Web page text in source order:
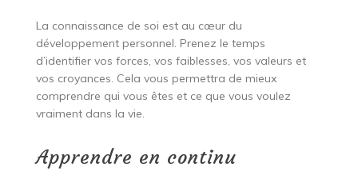
La connaissance de soi est au cœur du
développement personnel. Prenez le temps
d’identifier vos forces, vos faiblesses, vos valeurs et
vos croyances. Cela vous permettra de mieux
comprendre qui vous êtes et ce que vous voulez
vraiment dans la vie.
Apprendre en continu